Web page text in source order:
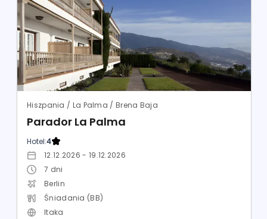
Hiszpania / La Palma / Brena Baja
Parador La Palma
Hotel:4
12.12.2026 - 19.12.2026
7 dni
Berlin
Śniadania (BB)
Itaka